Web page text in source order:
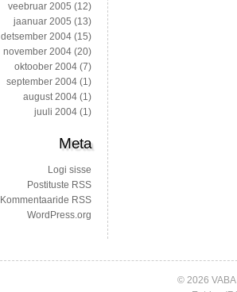
veebruar 2005 (12)
jaanuar 2005 (13)
detsember 2004 (15)
november 2004 (20)
oktoober 2004 (7)
september 2004 (1)
august 2004 (1)
juuli 2004 (1)
Meta
Logi sisse
Postituste RSS
Kommentaaride RSS
WordPress.org
© 2026